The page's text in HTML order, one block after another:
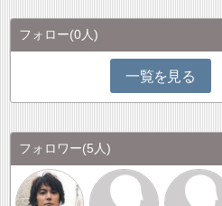
フォロー(0人)
一覧を見る
フォロワー(5人)